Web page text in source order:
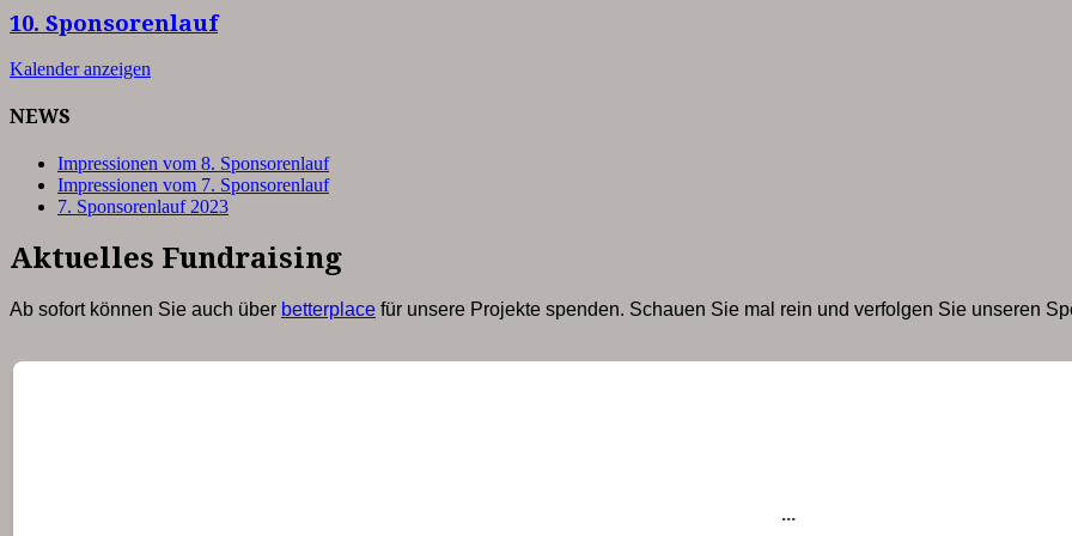
10. Sponsorenlauf
Kalender anzeigen
NEWS
Impressionen vom 8. Sponsorenlauf
Impressionen vom 7. Sponsorenlauf
7. Sponsorenlauf 2023
Aktuelles Fundraising
Ab sofort können Sie auch über betterplace für unsere Projekte spenden. Schauen Sie mal rein und verfolgen Sie unseren